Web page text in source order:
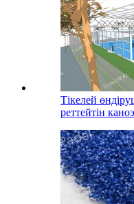
Тікелей
реттейтін